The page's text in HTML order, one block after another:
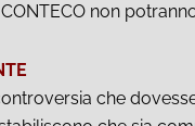
non
che